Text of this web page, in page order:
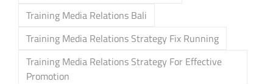
Training Media Relations Bali
Training Media Relations Strategy Fix Running
Training Media Relations Strategy For Effective
Promotion